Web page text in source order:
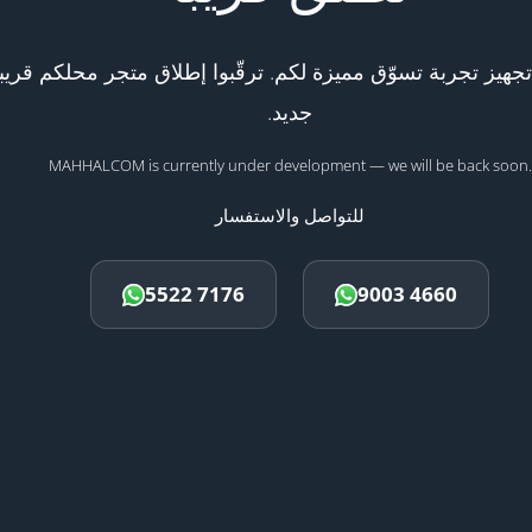
تجربة تسوّق مميزة لكم. ترقّبوا إطلاق متجر محلكم
جديد.
MAHHALCOM is currently under development — we will be back soon.
للتواصل والاستفسار
5522 7176 9003 4660